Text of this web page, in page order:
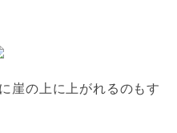
崖の上に上がれるのもす